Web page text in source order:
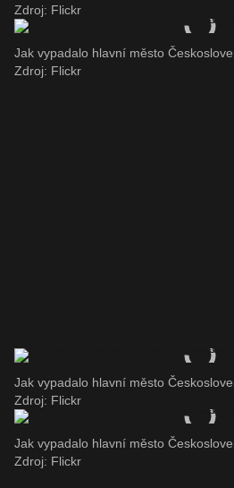
Zdroj: Flickr
Jak vypadalo hlavní město
Zdroj: Flickr
Jak vypadalo hlavní město
Zdroj: Flickr
Jak vypadalo hlavní město
Zdroj: Flickr